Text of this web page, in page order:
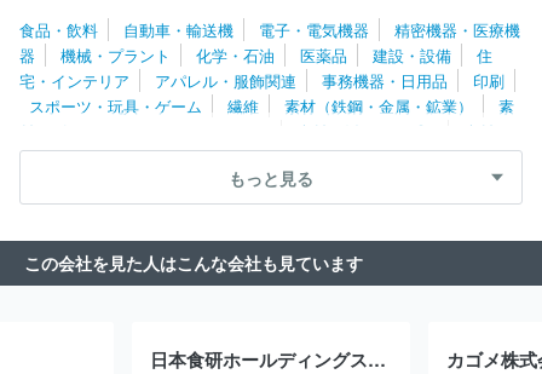
会社
オハヨー乳業株式会社 日清製粉株式会社
カルビー株式会
社
ヱスビー食品株式会社（エスビー食品）
丸美屋食品工業株式
会社
プリマハム株式会社 昭和産業株式会社
敷島製パン株式会
社
ハーゲンダッツジャパン株式会社 理研ビタミン株式会社
ユ
食品・飲料 自動車・輸送機 電子・電気機器
精密機器・医療機
器
機械・プラント 化学・石油 医薬品 建設・設備
住
宅・インテリア
アパレル・服飾関連 事務機器・日用品
印刷
スポーツ・玩具・ゲーム
繊維 素材（鉄鋼・金属・鉱業）
素
材（ゴム・ガラス・セラミックス）
素材（紙・パルプ）
素材
（その他）
農林・水産 たばこ・飼料 その他
もっと見る
この会社を見た人はこんな会社も見ています
日本食研ホールディングス株式会社 カゴメ株